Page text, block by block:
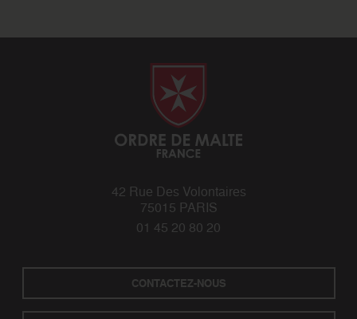
42 Rue Des Volontaires
75015 PARIS
01 45 20 80 20
CONTACTEZ-NOUS